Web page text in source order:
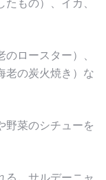
ロースター）、
老の炭火焼き）な
野菜のシチューを
る。サルデーニャ